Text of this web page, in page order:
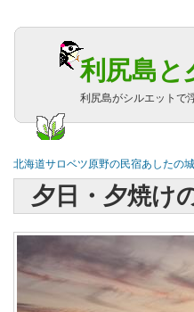
北海道サロベツ原野の民宿あしたの
夕日・夕焼け
利尻島と
利尻島がシルエットで